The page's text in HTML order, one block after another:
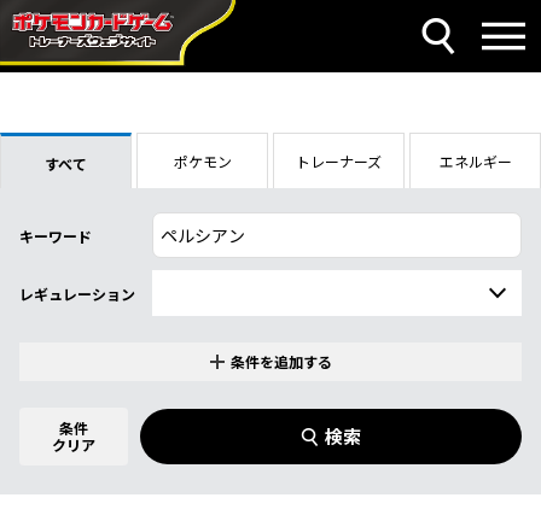
すべて ポケモン トレーナーズ エネルギー
キーワード
レギュレーション
商品名
イラストレーター
条件を追加する
条件
クリア
検索